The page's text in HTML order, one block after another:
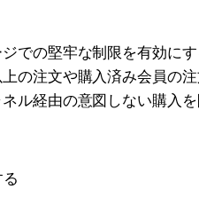
での堅牢な制限を有効に
の注文や購入済み会員の
ル経由の意図しない購入